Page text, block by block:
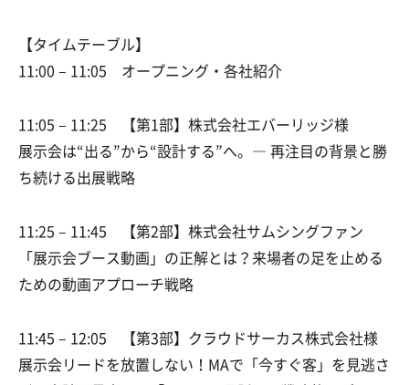
【タイムテーブル】
11:00 – 11:05 オープニング・各社紹介
11:05 – 11:25 【第1部】株式会社エバーリッジ様
展示会は“出る”から“設計する”へ。― 再注目の背景と勝
ち続ける出展戦略
11:25 – 11:45 【第2部】株式会社サムシングファン
「展示会ブース動画」の正解とは？来場者の足を止める
ための動画アプローチ戦略
11:45 – 12:05 【第3部】クラウドサーカス株式会社様
展示会リードを放置しない！MAで「今すぐ客」を見逃さ